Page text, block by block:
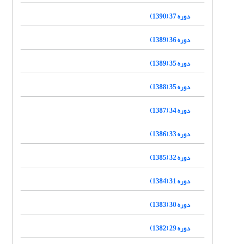
دوره 37 (1390)
دوره 36 (1389)
دوره 35 (1389)
دوره 35 (1388)
دوره 34 (1387)
دوره 33 (1386)
دوره 32 (1385)
دوره 31 (1384)
دوره 30 (1383)
دوره 29 (1382)